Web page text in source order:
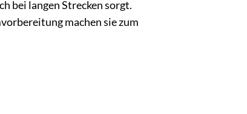
bei langen Strecken sorgt.
machen sie zum